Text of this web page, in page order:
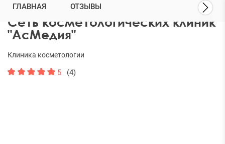
300 Экспертов Клиники Сеть косметологических клиник
Сеть косметологических клиник
"АсМедия"
Клиника косметологии
5 (4)
ГЛАВНАЯ ОТЗЫВЫ